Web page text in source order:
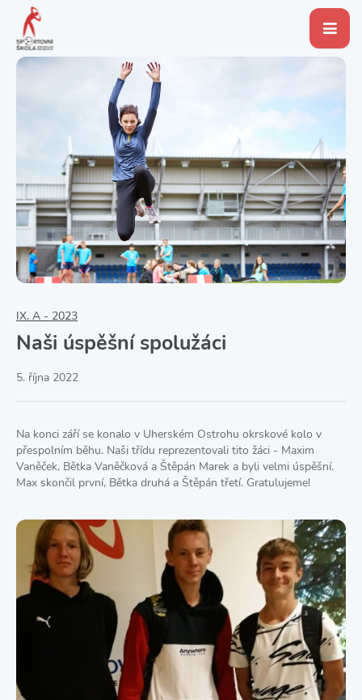
IX. A - 2023
Naši úspěšní spolužáci
5. října 2022
Na konci září se konalo v Uherském Ostrohu okrskové kolo v
přespolním běhu. Naši třídu reprezentovali tito žáci - Maxim
Vaněček, Bětka Vaněčková a Štěpán Marek a byli velmi úspěšní.
Max skončil první, Bětka druhá a Štěpán třetí. Gratulujeme!